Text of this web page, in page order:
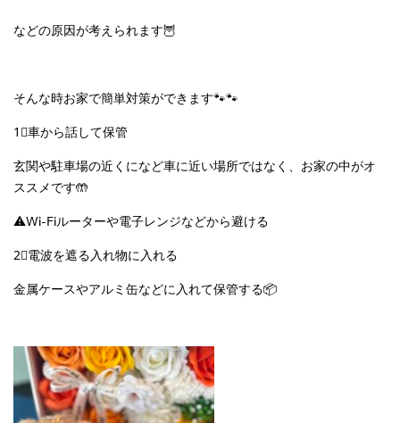
などの原因が考えられます🦉
そんな時お家で簡単対策ができます🐾🐾
1⃣車から話して保管
玄関や駐車場の近くになど車に近い場所ではなく、お家の中がオ
ススメです🤲
⚠Wi-Fiルーターや電子レンジなどから避ける
2⃣電波を遮る入れ物に入れる
金属ケースやアルミ缶などに入れて保管する📦